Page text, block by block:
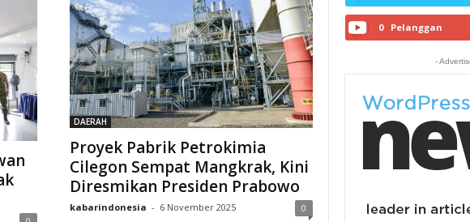
DAERAH
Proyek Pabrik Petrokimia
Cilegon Sempat Mangkrak, Kini
Diresmikan Presiden Prabowo
kabarindonesia - 6 November 2025 0
0 Pelanggan
-